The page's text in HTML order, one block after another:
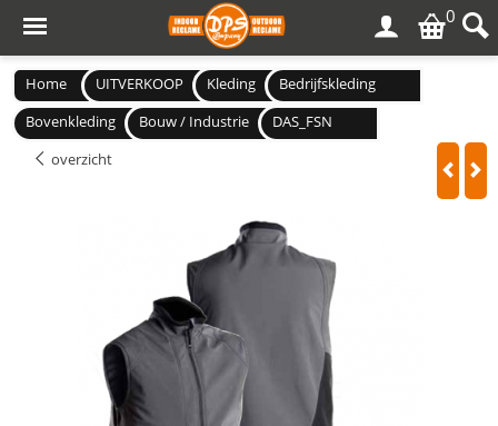
0
Home UITVERKOOP Kleding
Bedrijfskleding
Bovenkleding
Bouw / Industrie
DAS_FSN
overzicht